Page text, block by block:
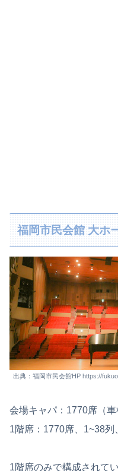
福岡市民会館 大ホ
出典：福岡市民会館HP https://
会場キャパ：1770席（車
1階席：1770席、1~38列
1階席のみで構成されて